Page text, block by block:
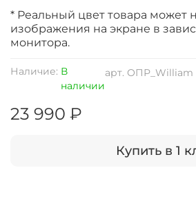
арт. ОПР_William
Наличие: В
наличии
23 990 ₽
Купить в 1
* Реальный цвет товара может
изображения на экране в
монитора.